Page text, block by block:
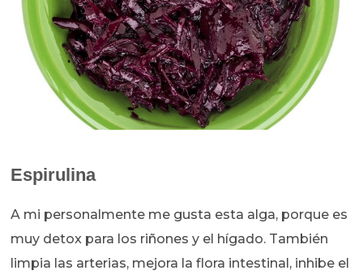
Espirulina
A mi personalmente me gusta esta alga, porque es
muy detox para los riñones y el hígado. También
limpia las arterias, mejora la flora intestinal, inhibe el